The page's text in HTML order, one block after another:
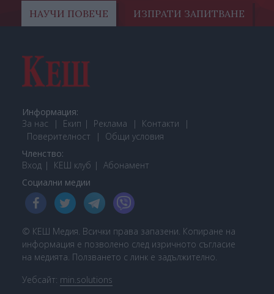
НАУЧИ ПОВЕЧЕ ИЗПРАТИ ЗАПИТВАНЕ
Информация:
За нас
Екип Реклама
Контакти
Поверителност
Общи условия
Членство:
Вход
КЕШ клуб Абонамент
Социални медии
© КЕШ Медия. Всички права запазени. Копиране на
информация е позволено след изричното съгласие
на медията. Ползването с линк е задължително.
Уебсайт: min.solutions